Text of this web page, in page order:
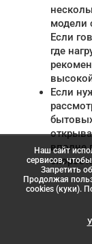
модели
Если
где
Если
вполне
Наш сайт
сервисов,
Запретить
Продолжая
cookies (куки).